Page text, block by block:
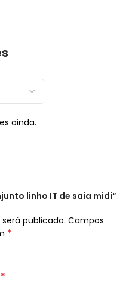
ainda.
linho IT de saia midi”
publicado. Campos
*
*